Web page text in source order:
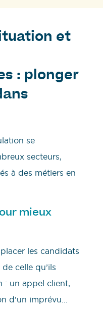
et
: plonger
se
secteurs,
à des métiers en
mieux
les candidats
celle qu’ils
: un appel client,
d’un imprévu…